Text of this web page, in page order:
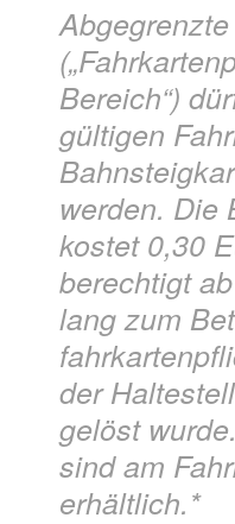
Bereich“)
gültigen
werden. Die
kostet 0,30
berechtigt
lang zum
der
gelöst
sind am
erhältlich.*